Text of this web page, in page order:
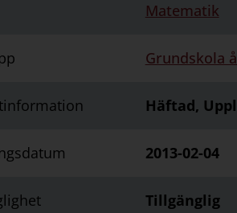
Matematik
Grundskola
Häftad,
2013-02-04
Tillgänglig